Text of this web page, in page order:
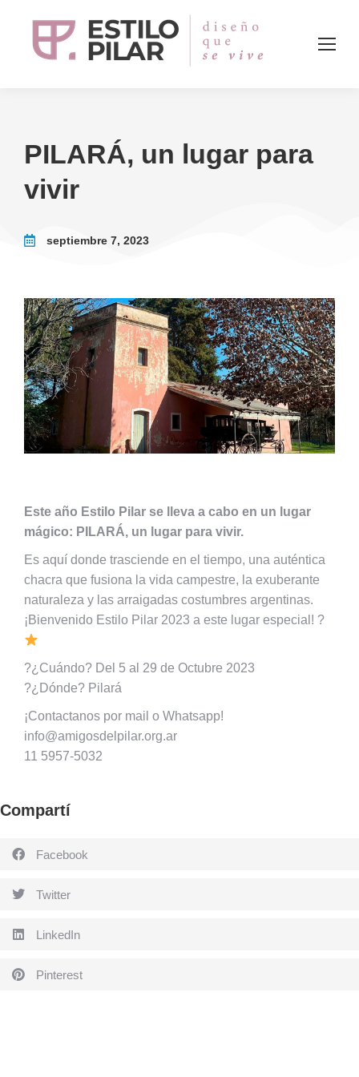
PILARÁ, un lugar para
vivir
septiembre 7, 2023
Este año Estilo Pilar se lleva a cabo en un lugar
mágico: PILARÁ, un lugar para vivir.
Es aquí donde trasciende en el tiempo, una auténtica
chacra que fusiona la vida campestre, la exuberante
naturaleza y las arraigadas costumbres argentinas.
¡Bienvenido Estilo Pilar 2023 a este lugar especial! ?
?¿Cuándo? Del 5 al 29 de Octubre 2023
?¿Dónde? Pilará
¡Contactanos por mail o Whatsapp!
info@amigosdelpilar.org.ar
11 5957-5032
Compartí
Facebook
Twitter
LinkedIn
Pinterest